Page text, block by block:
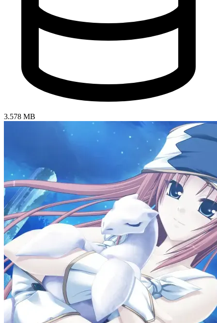
3.578 MB